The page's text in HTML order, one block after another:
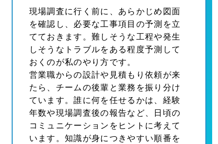
現場調査に行く前に、あらかじめ図面
を確認し、必要な工事項目の予測を立
てておきます。難しそうな工程や発生
しそうなトラブルをある程度予測して
おくのが私のやり方です。
営業職からの設計や見積もり依頼が来
たら、チームの後輩と業務を振り分け
ています。誰に何を任せるかは、経験
年数や現場調査後の報告など、日頃の
コミュニケーションをヒントに考えて
います。知識が身につきやすい順番を